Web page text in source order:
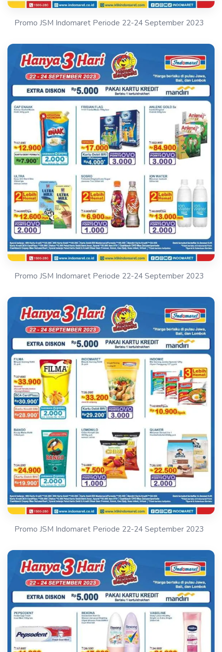
Promo JSM Indomaret Periode 22-24 September 2023
Promo JSM Indomaret Periode 22-24 September 2023
Promo JSM Indomaret Periode 22-24 September 2023